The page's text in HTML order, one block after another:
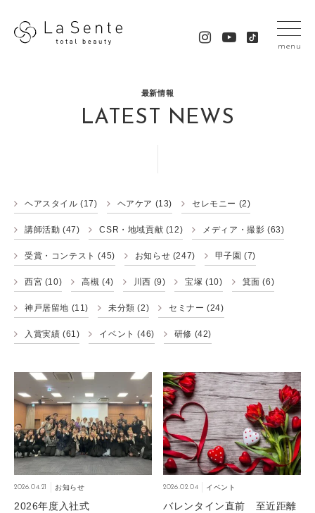
menu
最新情報
LATEST NEWS
ヘアスタイル (17) ヘアケア (13) セレモニー (2)
講師活動 (47) CSR・地域貢献 (12) メディア・撮影 (63)
受賞・コンテスト (45) お知らせ (247) 甲子園 (7)
西宮 (10) 高槻 (4) 川西 (9) 宝塚 (10) 箕面 (6)
神戸居留地 (11) 未分類 (2) セミナー (24)
入賞実績 (61) イベント (46) 研修 (42)
2026.04.21 お知らせ
2026年度入社式
2026.02.04 イベント
バレンタイン直前 至近距離